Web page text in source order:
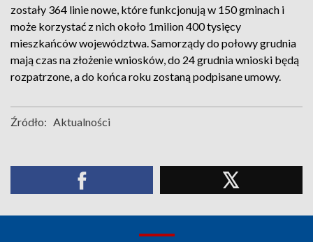
zostały 364 linie nowe, które funkcjonują w 150 gminach i
może korzystać z nich około 1milion 400 tysięcy
mieszkańców województwa. Samorządy do połowy grudnia
mają czas na złożenie wniosków, do 24 grudnia wnioski będą
rozpatrzone, a do końca roku zostaną podpisane umowy.
Źródło: Aktualności